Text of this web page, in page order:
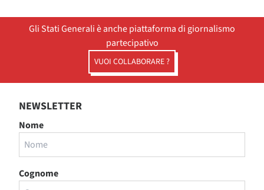
Gli Stati Generali è anche piattaforma di giornalismo
partecipativo
VUOI COLLABORARE ?
NEWSLETTER
Nome
Cognome